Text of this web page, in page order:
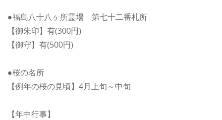
●福島八十八ヶ所霊場 第七十二番札所
【御朱印】有(300円)
【御守】有(500円)
●桜の名所
【例年の桜の見頃】4月上旬～中旬
【年中行事】